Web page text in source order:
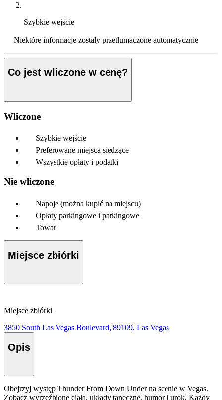
Szybkie wejście
Niektóre informacje zostały przetłumaczone automatycznie
Co jest wliczone w cenę?
Wliczone
Szybkie wejście
Preferowane miejsca siedzące
Wszystkie opłaty i podatki
Nie wliczone
Napoje (można kupić na miejscu)
Opłaty parkingowe i parkingowe
Towar
Miejsce zbiórki
Miejsce zbiórki
3850 South Las Vegas Boulevard, 89109, Las Vegas
Opis
Obejrzyj występ Thunder From Down Under na scenie w Vegas.
Zobacz wyrzeźbione ciała, układy taneczne, humor i urok. Każdy